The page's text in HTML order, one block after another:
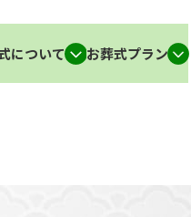
について お葬式プラン